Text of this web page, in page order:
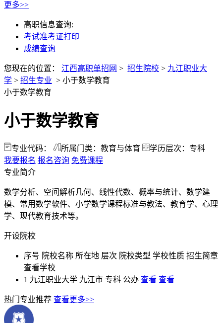
更多>>
高职信息查询:
考试准考证打印
成绩查询
您现在的位置： 江西高职单招网 > 招生院校 > 九江职业大
学 > 招生专业 > 小于数学教育
小于数学教育
小于数学教育
专业代码： 所属门类：教育与体育
学历层次：专科
我要报名 报名咨询 免费课程
专业简介
数学分析、空间解析几何、线性代数、概率与统计、数学建
模、常用数学软件、小学数学课程标准与教法、教育学、心理
学、现代教育技术等。
开设院校
序号 院校名称 所在地 层次 院校类型 学校性质 招生简章
查看学校
1 九江职业大学 九江市 专科 公办 查看 查看
热门专业推荐 查看更多>>